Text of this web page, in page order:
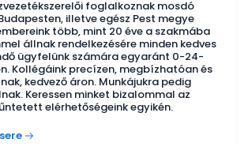
foglalkoznak mosdó
illetve egész Pest megye
több, mint 20 éve a szakmába
állnak rendelkezésére minden kedves
ügyfelünk számára egyaránt 0-24-
Kollégáink precízen, megbízhatóan és
kedvező áron. Munkájukra pedig
Keressen minket bizalommal az
elérhetőségeink egyikén.